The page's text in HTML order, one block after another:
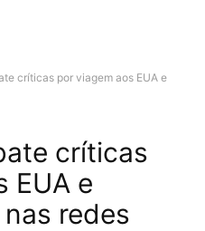
críticas por viagem aos EUA e
críticas
EUA e
redes